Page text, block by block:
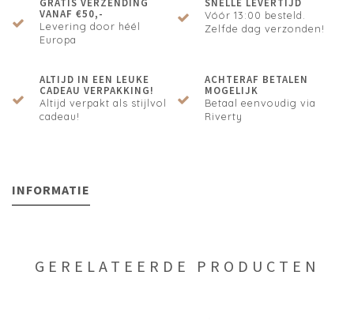
GRATIS VERZENDING
VANAF €50,-
Levering door héél
Europa
SNELLE LEVERTIJD
Vóór 13:00 besteld.
Zelfde dag verzonden!
ALTIJD IN EEN LEUKE
CADEAU VERPAKKING!
Altijd verpakt als stijlvol
cadeau!
ACHTERAF BETALEN
MOGELIJK
Betaal eenvoudig via
Riverty
INFORMATIE
GERELATEERDE PRODUCTEN